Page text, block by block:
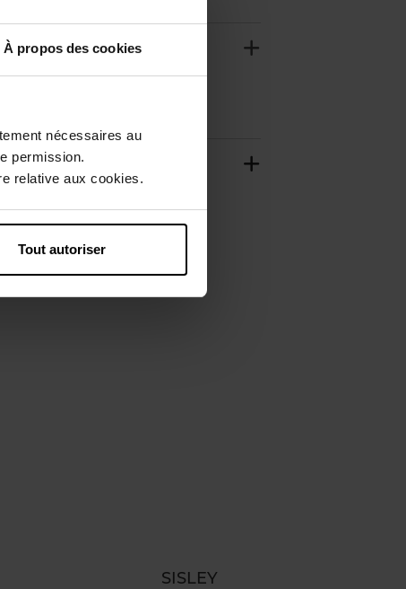
À propos des cookies
nécessaires au
permission.
relative aux cookies.
Tout autoriser
SISLEY